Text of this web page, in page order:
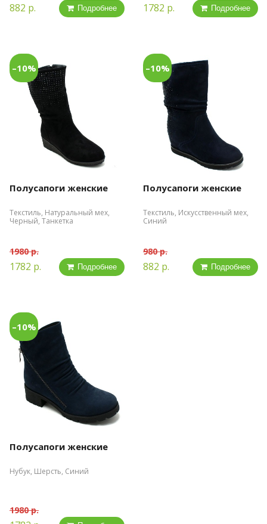
882 р. Подробнее 1782 р. Подробнее
–10%
Полусапоги женские
Текстиль, Натуральный мех,
Черный, Танкетка
1980 р.
1782 р. Подробнее
–10%
Полусапоги женские
Текстиль, Искусственный мех,
Синий
980 р.
882 р. Подробнее
–10%
Полусапоги женские
Нубук, Шерсть, Синий
1980 р.